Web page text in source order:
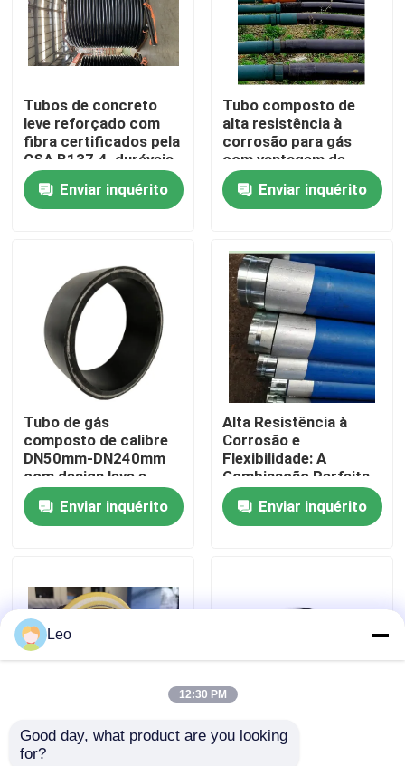
Produtos
Show de RV
Quem Somos
Fábrica
Controle de Qualidade
Fale Conosco
notícias
Pedir um orçamento
Tubulações termoplásticos reforçadas
Tubos de concreto
leve reforçado com
fibra certificados pela
CSA B137.4, duráveis
e resilientes para
qualquer projeto
Enviar inquérito
Tubo composto de
alta resistência à
corrosão para gás
com vantagem de
flexibilidade
Enviar inquérito
Tubo de gás
composto de calibre
DN50mm-DN240mm
com design leve e
função de resistência
ao impactoEnviar inquérito
Alta Resistência à
Corrosão e
Flexibilidade: A
Combinação Perfeita
no Tubo Composto de
Alumínio e Polietileno
Enviar inquérito
Tubo contínuo de
composição flexível
Tubo de composição
Leo
12:30 PM
Good day, what product are you looking
for?